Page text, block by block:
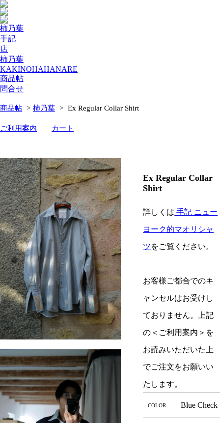
柿乃葉
手記
店
柿乃葉
KAKINOHAHANARE
商品帖
問合せ
商品帖 > 柿乃葉 > Ex Regular Collar Shirt
ご利用案内 カート
Ex Regular Collar
Shirt
詳しくは 手記 ニュー
ヨーク的マオリシャ
ツをご覧ください。
お客様ご都合でのキ
ャンセルはお受けし
ておりません。上記
の＜ご利用案内＞を
お読みいただいた上
でご注文をお願いい
たします。
COLOR Blue Check